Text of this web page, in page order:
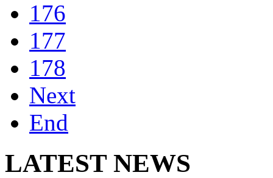
176
177
178
Next
End
LATEST NEWS